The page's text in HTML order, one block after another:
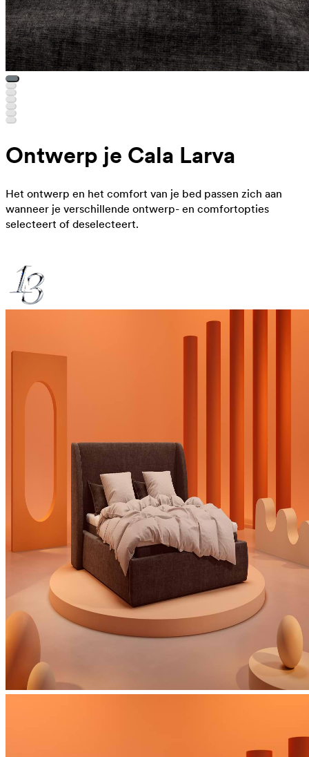
Ontwerp je Cala Larva
Het ontwerp en het comfort van je bed passen zich aan
wanneer je verschillende ontwerp- en comfortopties
selecteert of deselecteert.